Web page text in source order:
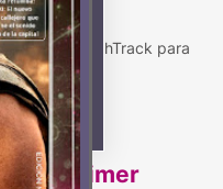
de DispatchTrack para
el primer